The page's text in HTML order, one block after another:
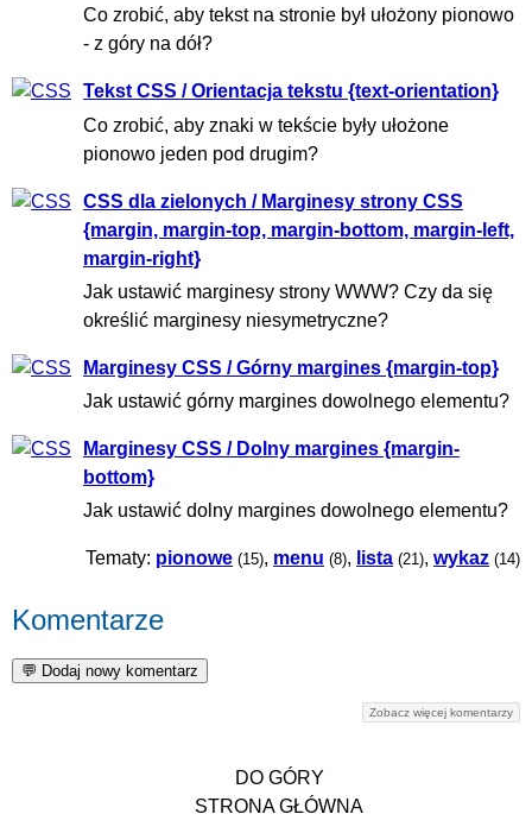
Co zrobić, aby tekst na stronie był ułożony pionowo
- z góry na dół?
Tekst CSS / Orientacja tekstu {text-orientation}
Co zrobić, aby znaki w tekście były ułożone
pionowo jeden pod drugim?
CSS dla zielonych / Marginesy strony CSS
{margin, margin-top, margin-bottom, margin-left,
margin-right}
Jak ustawić marginesy strony WWW? Czy da się
określić marginesy niesymetryczne?
Marginesy CSS / Górny margines {margin-top}
Jak ustawić górny margines dowolnego elementu?
Marginesy CSS / Dolny margines {margin-
bottom}
Jak ustawić dolny margines dowolnego elementu?
Tematy: pionowe (15), menu (8), lista (21), wykaz (14)
Komentarze
Zobacz więcej komentarzy
DO GÓRY
STRONA GŁÓWNA